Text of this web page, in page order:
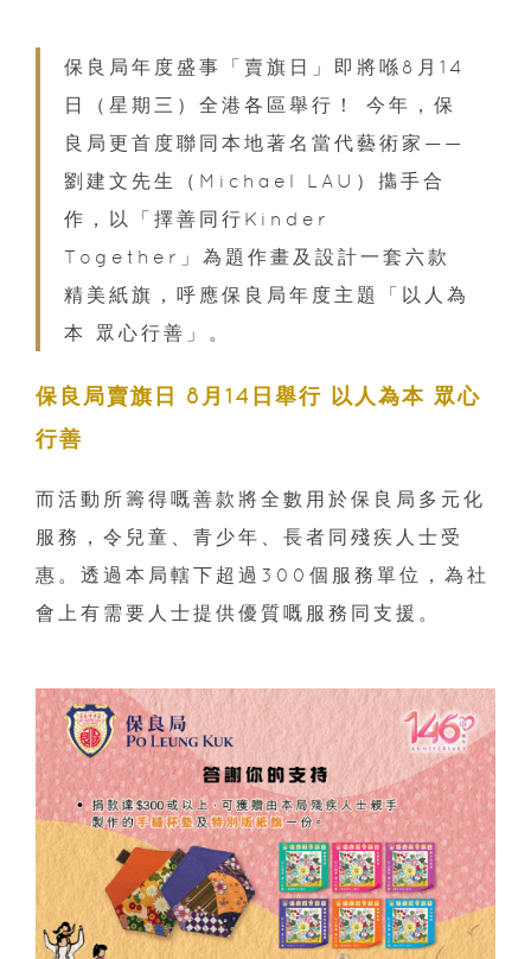
保良局年度盛事「賣旗日」即將喺8月14
日（星期三）全港各區舉行！ 今年，保
良局更首度聯同本地著名當代藝術家——
劉建文先生（Michael LAU）㩦手合
作，以「擇善同行Kinder
Together」為題作畫及設計一套六款
精美紙旗，呼應保良局年度主題「以人為
本 眾心行善」。
保良局賣旗日 8月14日舉行 以人為本 眾心
行善
而活動所籌得嘅善款將全數用於保良局多元化
服務，令兒童、青少年、長者同殘疾人士受
惠。透過本局轄下超過300個服務單位，為社
會上有需要人士提供優質嘅服務同支援。